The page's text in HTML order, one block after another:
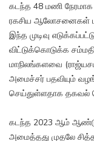
கடந்த 48 மணி நேரமாக
ரகசிய ஆலோசனைகள்
இந்த முடிவு
விட்டுக்கொடுக்க
மாநிலங்களவை
அமைச்சர் பதவியும்
செய்துள்ளதாக தகவல்
கடந்த 2023 ஆம் ஆண்டு
அமைத்தது முதலே